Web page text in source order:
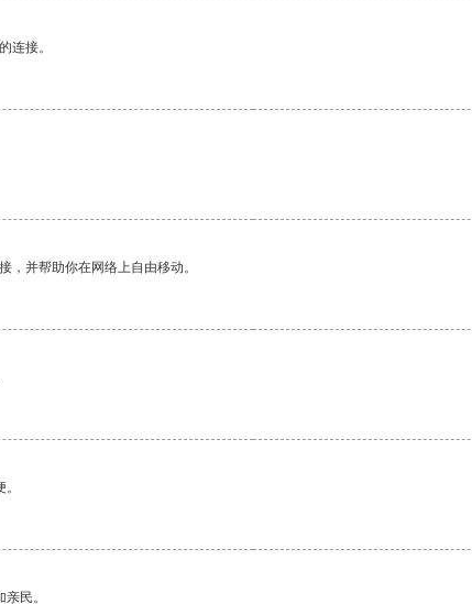
连接。
，并帮助你在网络上自由移动。
民。